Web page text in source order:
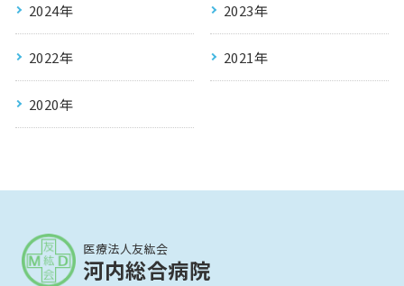
2024年 2023年
2022年 2021年
2020年
医療法人友紘会
河内総合病院